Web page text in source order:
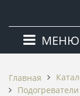
МЕНЮ
Главная